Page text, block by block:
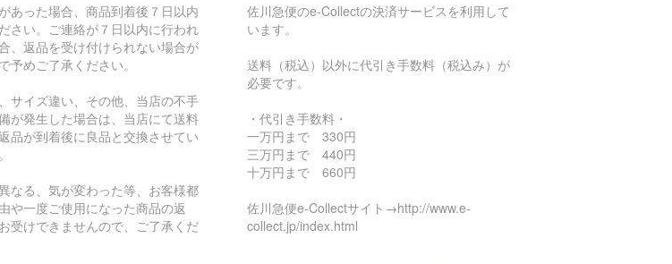
あった場合、商品到着後７日以内
さい。ご連絡が７日以内に行われ
、返品を受け付けられない場合が
予めご了承ください。
サイズ違い、その他、当店の不手
が発生した場合は、当店にて送料
品が到着後に良品と交換させてい
なる、気が変わった等、お客様都
や一度ご使用になった商品の返
受けできませんので、ご了承くだ
佐川急便のe-Collectの決済サービスを利用して
います。
送料（税込）以外に代引き手数料（税込み）が
必要です。
・代引き手数料・
一万円まで 330円
三万円まで 440円
十万円まで 660円
佐川急便e-Collectサイト→http://www.e-
collect.jp/index.html